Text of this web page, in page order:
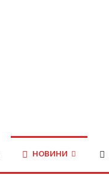
НОВИНИ